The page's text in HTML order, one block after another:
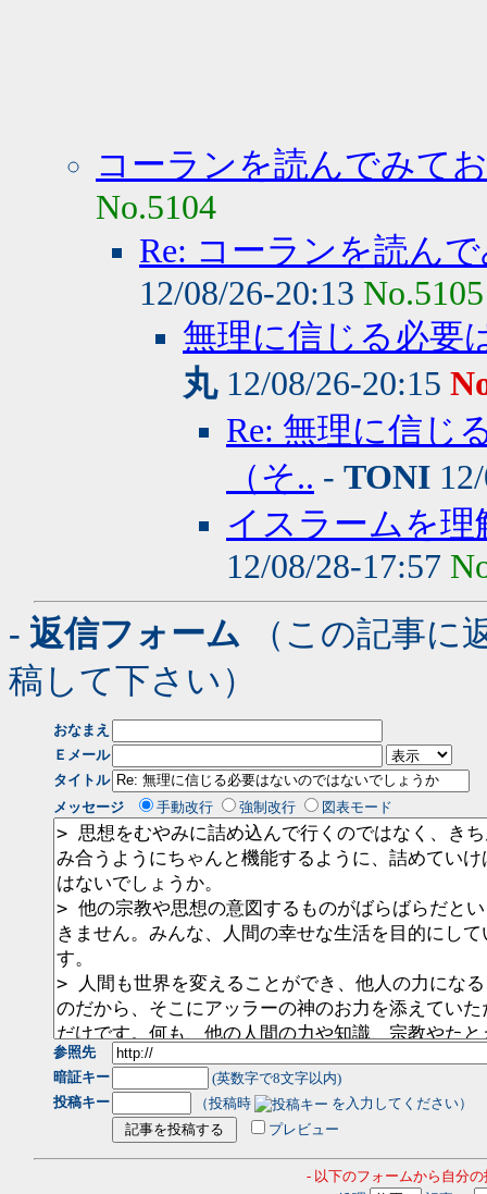
コーランを読んでみ
No.5104
Re: コーランを読ん
12/08/26-20:13 No.5105
無理に信じる必要
丸12/08/26-20:15
Re: 無理に信じ
（そ.. - TONI
イスラームを理
12/08/28-17:57
- 返信フォーム （この記事に
稿して下さい）
おなまえ
Ｅメール
タイトル
メッセージ
手動改行 強制改行 図表モード
参照先
暗証キー
(英数字で8文字以内)
投稿キー
（投稿時
を入力してください）
プレビュー
- 以下のフォームから自分